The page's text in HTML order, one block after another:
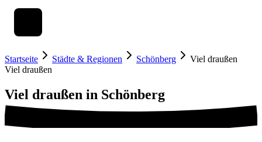
Startseite Städte & Regionen Schönberg
Viel draußen
Viel draußen
Viel draußen in Schönberg